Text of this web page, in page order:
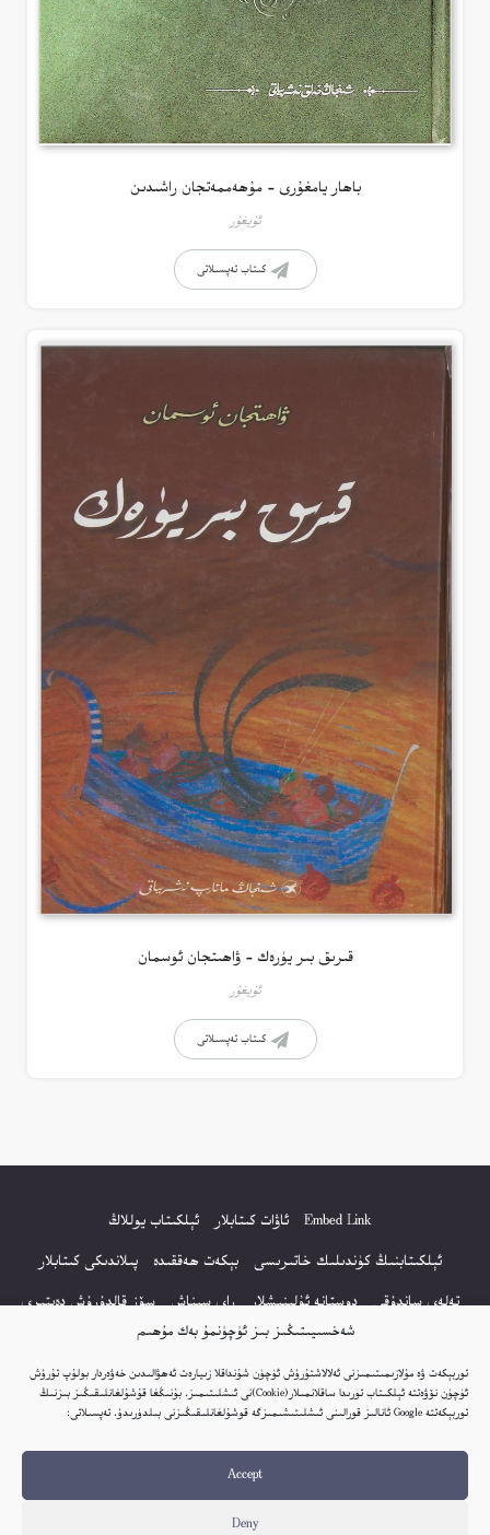
شەخسىيىتىڭىز بىز ئۈچۈنمۇ بەك مۇھىم
توربېكەت ۋە مۇلازىمىتىمىزنى ئەلالاشتۇرۇش ئۈچۈن شۇنداقلا زىيارەت ئەھۋالىدىن خەۋەردار بولۇپ تۇرۇش
ئۈچۈن نۆۋەتتە ئېلكىتاب تورىدا ساقلانمىلار(Cookie)نى ئىشلىتىمىز. بۇنىڭغا قۇشۇلغانلىقىڭىز بىزنىڭ
توربېكەتتە Google ئانالىز قورالىنى ئىشلىتىشىمىزگە قوشۇلغانلىقىڭىزنى بىلدۈرىدۇ. تەپسىلاتى:
Accept
Deny
باھار يامغۇرى – مۇھەممەتجان راشىدىن
ئۇيغۇر
كىتاب تەپسىلاتى
قىرىق بىر يۈرەك – ۋاھىتجان ئوسمان
ئۇيغۇر
كىتاب تەپسىلاتى
Embed Link ئاۋات كىتابلار
ئېلكىتاب يوللاڭ
ئېلكىتابنىڭ كۈندىلىك خاتىرىسى
بېكەت ھەققىدە
پىلاندىكى كىتابلار
تەلەي ساندۇقى
دوستانە ئۇلىنىشلار راي سىناش
سۆز قالدۇرۇش دەپتىرى
كۆپ سورالغان سۇئاللار
كىتاب تىزىملىكى
مەخپىيەتلىك باياناتى
نەشىر ھوقۇقى باياناتى
© 2017-2026 تور بېكەتنىڭ بارلىق ھوقۇقى ئېلكىتاب تورى غا مەنسۇپ.
تور بېكەت ھەققىدە تەكلىپ - پىكىر بولسا، تۆۋەندىكى ئېلخەت ئارقىلىق بېكەت